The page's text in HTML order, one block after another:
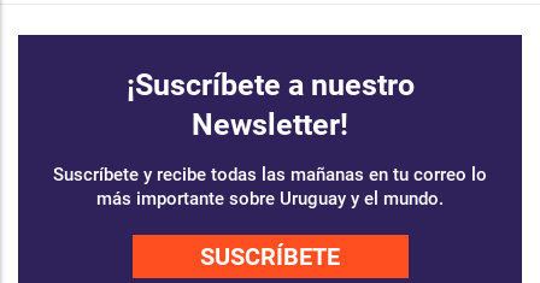
¡Suscríbete a nuestro
Newsletter!
Suscríbete y recibe todas las mañanas en tu correo lo
más importante sobre Uruguay y el mundo.
SUSCRÍBETE